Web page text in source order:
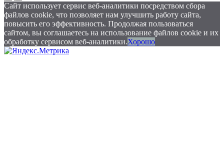
Сайт использует сервис веб-аналитики посредством сбора
файлов cookie, что позволяет нам улучшить работу сайта,
повысить его эффективность. Продолжая пользоваться
сайтом, вы соглашаетесь на использование файлов cookie и их
обработку сервисом веб-аналитики.Хорошо